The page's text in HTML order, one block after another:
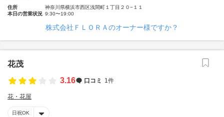
住所
神奈川県横浜市西区浅間町１丁目２０−１１
本日の営業状況 9:30〜19:00
株式会社ＦＬＯＲＡのオーナー様ですか？
花茂
3.16
口コミ 1件
花・花屋
日祝OK